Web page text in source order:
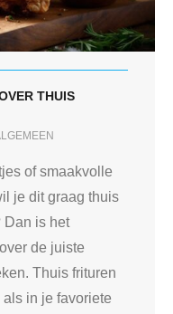
THUIS
of smaakvolle
je dit graag thuis
Dan is het
de juiste
Thuis frituren
in je favoriete